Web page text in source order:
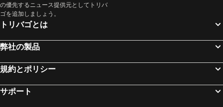
の優先するニュース提供元としてトリバ
ゴを追加しましょう。
トリバゴとは
弊社の製品
規約とポリシー
サポート